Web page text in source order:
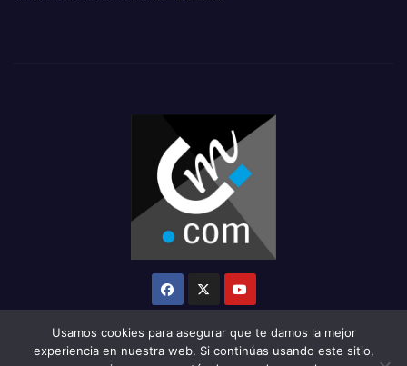
Usamos cookies para asegurar que te damos la mejor
experiencia en nuestra web. Si continúas usando este sitio,